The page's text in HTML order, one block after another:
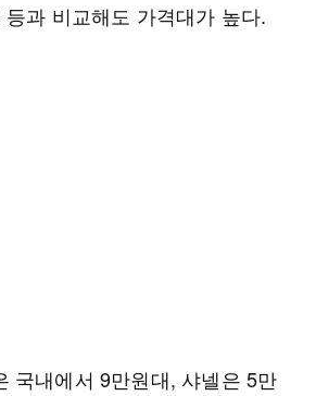
과 비교해도 가격대가 높다.
국내에서 9만원대, 샤넬은 5만